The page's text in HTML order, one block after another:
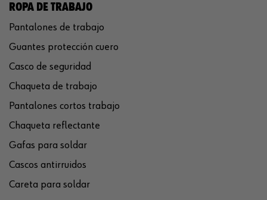
ROPA DE TRABAJO
Pantalones de trabajo
Guantes protección cuero
Casco de seguridad
Chaqueta de trabajo
Pantalones cortos trabajo
Chaqueta reflectante
Gafas para soldar
Cascos antirruidos
Careta para soldar